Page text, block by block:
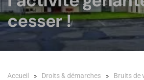
cesser !
Accueil Droits & démarches
Bruits de